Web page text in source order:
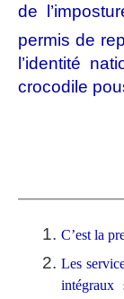
de
permis de
l’identité
crocodile
C’est la
Les